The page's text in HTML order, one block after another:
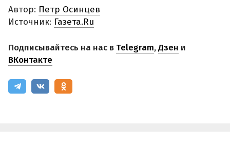
Автор: Петр Осинцев
Источник: Газета.Ru
Подписывайтесь на нас в Telegram,Дзен и
ВКонтакте